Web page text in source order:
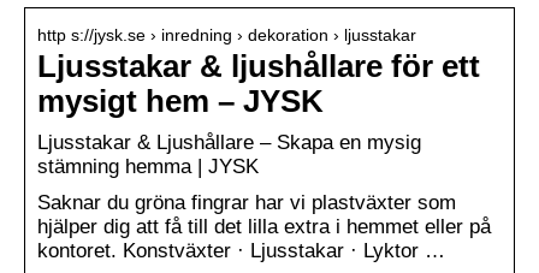
http s://jysk.se › inredning › dekoration › ljusstakar
Ljusstakar & ljushållare för ett
mysigt hem – JYSK
Ljusstakar & Ljushållare – Skapa en mysig
stämning hemma | JYSK
Saknar du gröna fingrar har vi plastväxter som
hjälper dig att få till det lilla extra i hemmet eller på
kontoret. Konstväxter · Ljusstakar · Lyktor …